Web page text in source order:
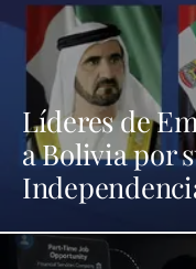
Líderes de
a Bolivia por